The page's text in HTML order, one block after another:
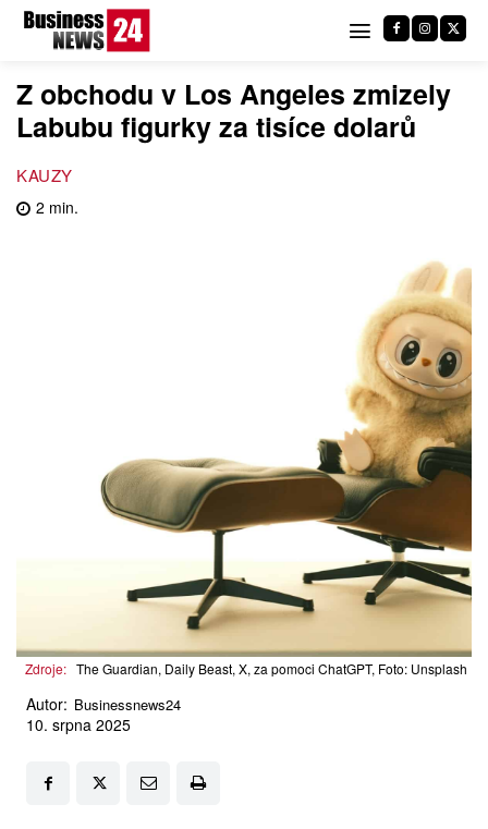
Z obchodu v Los Angeles zmizely
Labubu figurky za tisíce dolarů
KAUZY
2 min.
Zdroje: The Guardian, Daily Beast, X, za pomoci ChatGPT, Foto: Unsplash
Autor: Businessnews24
10. srpna 2025